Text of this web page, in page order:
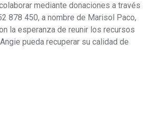
mediante donaciones a través
878 450, a nombre de Marisol Paco,
la esperanza de reunir los recursos
pueda recuperar su calidad de